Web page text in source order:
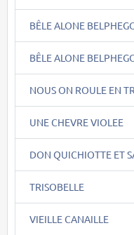
BÊLE ALONE
BÊLE ALONE
NOUS ON ROULE EN
UNE CHEVRE VIOLEE
DON QUICHIOTTE ET
TRISOBELLE
VIEILLE CANAILLE